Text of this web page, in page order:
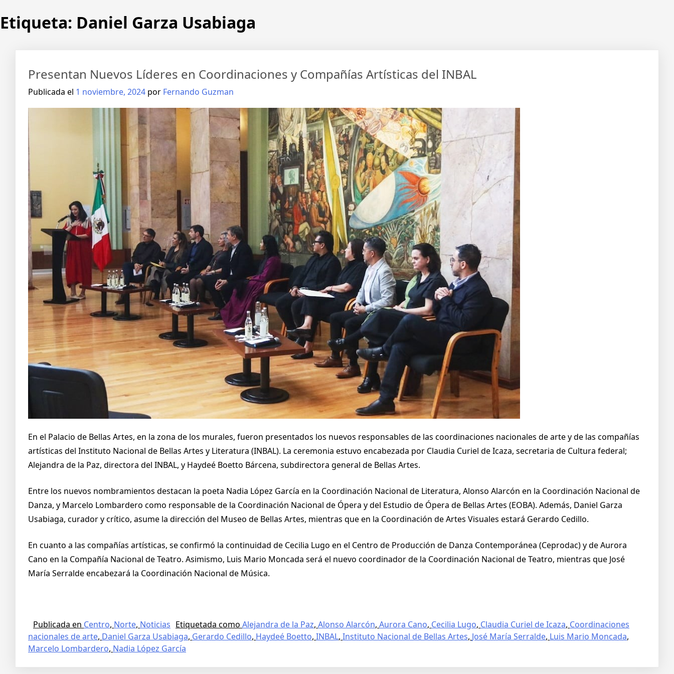
Etiqueta: Daniel Garza Usabiaga
Presentan Nuevos Líderes en Coordinaciones y Compañías Artísticas del INBAL
Publicada el 1 noviembre, 2024 por Fernando Guzman
En el Palacio de Bellas Artes, en la zona de los murales, fueron presentados los nuevos responsables de las coordinaciones nacionales de arte y de las compañías
artísticas del Instituto Nacional de Bellas Artes y Literatura (INBAL). La ceremonia estuvo encabezada por Claudia Curiel de Icaza, secretaria de Cultura federal;
Alejandra de la Paz, directora del INBAL, y Haydeé Boetto Bárcena, subdirectora general de Bellas Artes.
Entre los nuevos nombramientos destacan la poeta Nadia López García en la Coordinación Nacional de Literatura, Alonso Alarcón en la Coordinación Nacional de
Danza, y Marcelo Lombardero como responsable de la Coordinación Nacional de Ópera y del Estudio de Ópera de Bellas Artes (EOBA). Además, Daniel Garza
Usabiaga, curador y crítico, asume la dirección del Museo de Bellas Artes, mientras que en la Coordinación de Artes Visuales estará Gerardo Cedillo.
En cuanto a las compañías artísticas, se confirmó la continuidad de Cecilia Lugo en el Centro de Producción de Danza Contemporánea (Ceprodac) y de Aurora
Cano en la Compañía Nacional de Teatro. Asimismo, Luis Mario Moncada será el nuevo coordinador de la Coordinación Nacional de Teatro, mientras que José
María Serralde encabezará la Coordinación Nacional de Música.
Publicada en Centro, Norte, Noticias Etiquetada como Alejandra de la Paz, Alonso Alarcón, Aurora Cano, Cecilia Lugo, Claudia Curiel de Icaza, Coordinaciones
nacionales de arte, Daniel Garza Usabiaga, Gerardo Cedillo, Haydeé Boetto, INBAL, Instituto Nacional de Bellas Artes, José María Serralde, Luis Mario Moncada,
Marcelo Lombardero, Nadia López García